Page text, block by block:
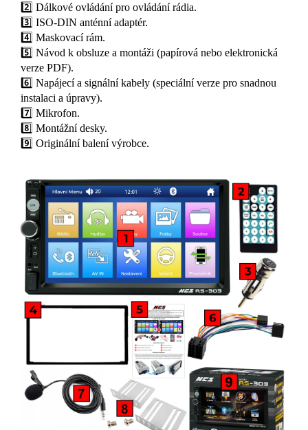
2️⃣ Dálkové ovládání pro ovládání rádia.
3️⃣ ISO-DIN anténní adaptér.
4️⃣ Maskovací rám.
5️⃣ Návod k obsluze a montáži (papírová nebo elektronická
verze PDF).
6️⃣ Napájecí a signální kabely (speciální verze pro snadnou
instalaci a úpravy).
7️⃣ Mikrofon.
8️⃣ Montážní desky.
9️⃣ Originální balení výrobce.